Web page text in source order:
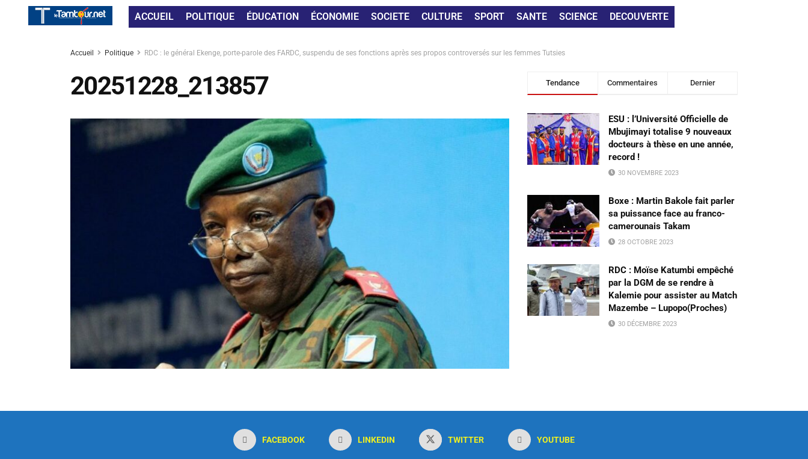
ACCUEIL POLITIQUE ÉDUCATION ÉCONOMIE SOCIETE CULTURE SPORT SANTE SCIENCE DECOUVERTE
Accueil Politique RDC : le général Ekenge, porte-parole des FARDC, suspendu de ses fonctions après ses propos controversés sur les femmes Tutsies
20251228_213857 Tendance Commentaires Dernier
ESU : l’Université Officielle de
Mbujimayi totalise 9 nouveaux
docteurs à thèse en une année,
record !
30 NOVEMBRE 2023
Boxe : Martin Bakole fait parler
sa puissance face au franco-
camerounais Takam
28 OCTOBRE 2023
RDC : Moïse Katumbi empêché
par la DGM de se rendre à
Kalemie pour assister au Match
Mazembe – Lupopo(Proches)
30 DÉCEMBRE 2023
FACEBOOK LINKEDIN TWITTER YOUTUBE